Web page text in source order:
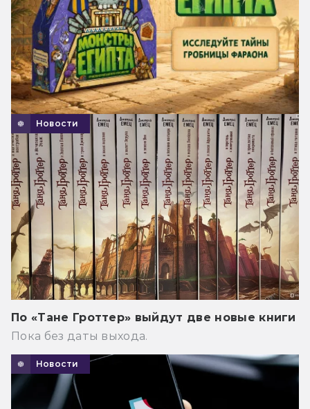
Новости
По «Тане Гроттер» выйдут две новые книги
Пока без даты выхода.
Новости